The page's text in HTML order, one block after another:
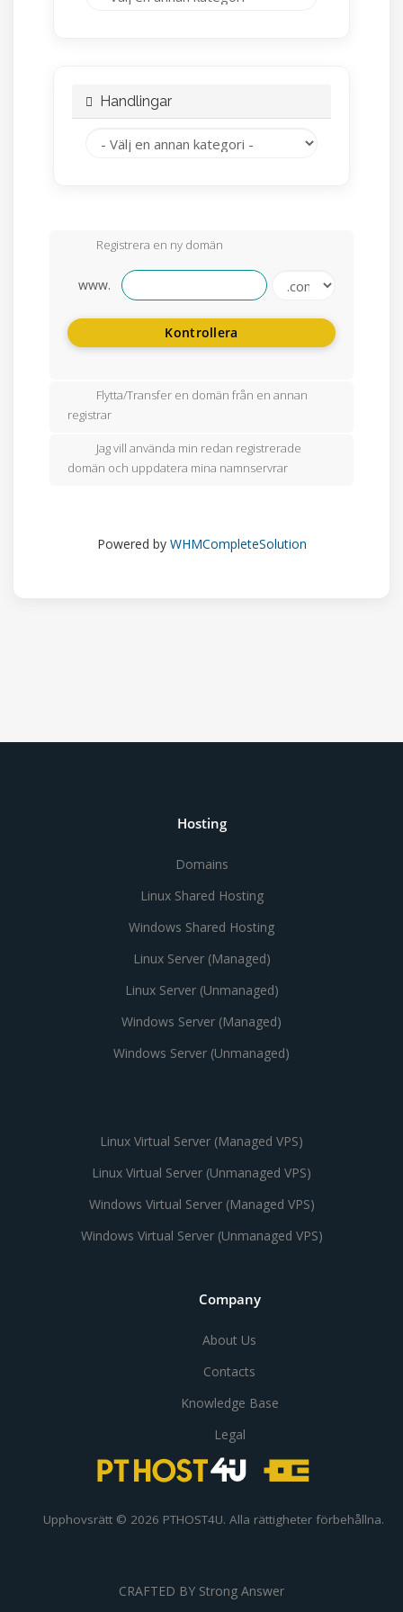
Handlingar
Registrera en ny domän
www.
Kontrollera
Flytta/Transfer en domän från en annan
registrar
Jag vill använda min redan registrerade
domän och uppdatera mina namnservrar
Powered by WHMCompleteSolution
Hosting
Domains
Linux Shared Hosting
Windows Shared Hosting
Linux Server (Managed)
Linux Server (Unmanaged)
Windows Server (Managed)
Windows Server (Unmanaged)
Linux Virtual Server (Managed VPS)
Linux Virtual Server (Unmanaged VPS)
Windows Virtual Server (Managed VPS)
Windows Virtual Server (Unmanaged VPS)
Company
About Us
Contacts
Knowledge Base
Legal
Upphovsrätt © 2026 PTHOST4U. Alla rättigheter förbehållna.
CRAFTED BY Strong Answer